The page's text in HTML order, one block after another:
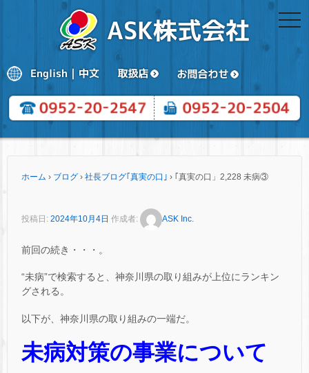
ホーム › ブログ › 社長ブログ｢真実の口｣ › ｢真実の口」2,228 未病③
投稿日: 2024年10月4日 作成者: ASK Inc.
前回の続き・・・。
“未病”で検索すると、神奈川県の取り組みが上位にランキン
グされる。
以下が、神奈川県の取り組みの一端だ。
未病対策の事業について